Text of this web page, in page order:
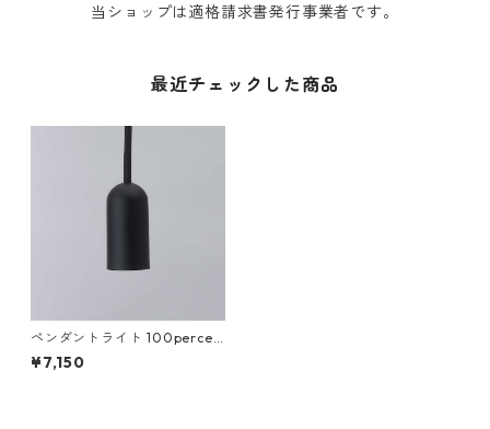
当ショップは適格請求書発行事業者です。
最近チェックした商品
ペンダントライト 100percen
t 100% LAMP/LAMP Hangin
g Unit 100パーセント ランプ
¥7,150